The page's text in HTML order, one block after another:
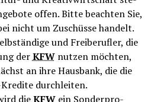
offen. Bit­te beach­ten Sie,
nicht um Zuschüs­se handelt.
und Frei­be­ruf­ler, die
derKFWnut­zen möch­ten,
an ihre Haus­bank, die die
durchleiten.
dieKFWein Son­der­pro­